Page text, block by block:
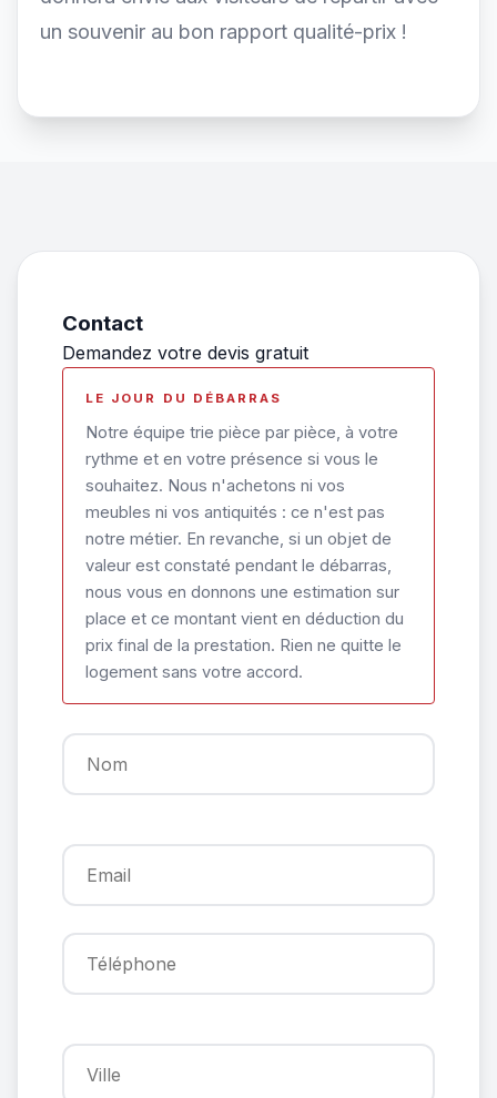
un souvenir au bon rapport qualité-prix !
Contact
Demandez votre devis gratuit
LE JOUR DU DÉBARRAS
Notre équipe trie pièce par pièce, à votre
rythme et en votre présence si vous le
souhaitez. Nous n'achetons ni vos
meubles ni vos antiquités : ce n'est pas
notre métier. En revanche, si un objet de
valeur est constaté pendant le débarras,
nous vous en donnons une estimation sur
place et ce montant vient en déduction du
prix final de la prestation. Rien ne quitte le
logement sans votre accord.